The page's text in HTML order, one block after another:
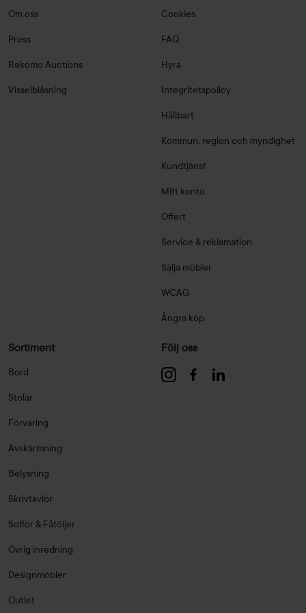
Om oss
Press
Rekomo Auctions
Visselblåsning
Cookies
FAQ
Hyra
Integritetspolicy
Hållbart
Kommun, region och myndighet
Kundtjänst
Mitt konto
Offert
Service & reklamation
Sälja möbler
WCAG
Ångra köp
Sortiment
Bord
Stolar
Förvaring
Avskärmning
Belysning
Skrivtavlor
Soffor & Fåtöljer
Övrig inredning
Designmöbler
Outlet
Följ oss